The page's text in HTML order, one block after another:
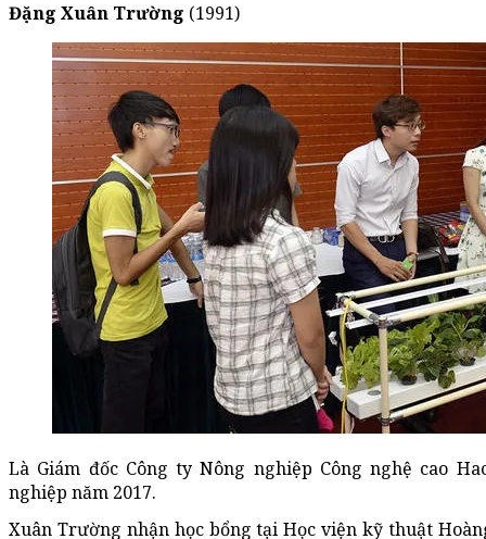
Đặng Xuân Trường (1991)
Là Giám đốc Công ty Nông nghiệp Công nghệ cao
nghiệp năm 2017.
Xuân Trường nhận học bổng tại Học viện kỹ thuật